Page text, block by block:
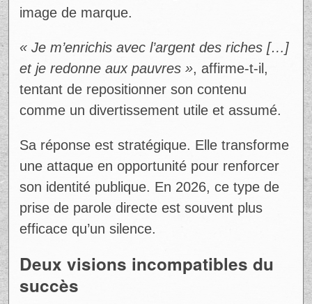
image de marque.
« Je m’enrichis avec l’argent des riches […]
et je redonne aux pauvres », affirme-t-il,
tentant de repositionner son contenu
comme un divertissement utile et assumé.
Sa réponse est stratégique. Elle transforme
une attaque en opportunité pour renforcer
son identité publique. En 2026, ce type de
prise de parole directe est souvent plus
efficace qu’un silence.
Deux visions incompatibles du
succès